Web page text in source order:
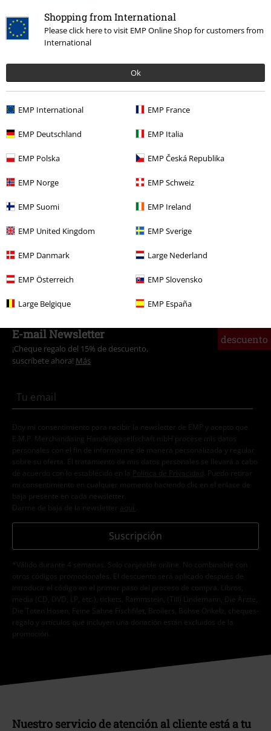
Shopping from International
Please click here to visit EMP Online Shop for customers from
International
Ok
EMP International EMP France
EMP Deutschland EMP Italia
EMP Polska EMP Česká Republika
EMP Norge EMP Schweiz
EMP Suomi EMP Ireland
EMP United Kingdom EMP Sverige
EMP Danmark Large Nederland
EMP Österreich EMP Slovensko
Large Belgique EMP España
%
19,99 €
Más categorías. Más opciones
descuento
E-mail Newsletter
¡Cheque regalo del 15% de descuento,
suscríbete ahora! Más
Doy mi consentimiento para recibir la newsletter de EMP y acepto que
E.M.P. Merchandising Handelsgesellschaft mbH procese mis datos
personales con el fin de informarme de manera personalizada y regular
sobre su oferta. El tratamiento de mis datos personales se llevará a cabo
de acuerdo con lo establecido en la
Política de Privacidad . Puedo retirar
mi consentimiento en cualquier momento haciendo clic en el enlace de
baja presente en cada newsletter.
Darme de baja de la newsletter
aquí
Suscripción
*Válido durante 4 semanas. Solo canjeable online. No combinable con
otros códigos promocionales. El descuento será aplicado después de
introducir el código en el primer paso del proceso de compra. Libros,
media (CD, DVD, LP, etc.), tickets, Rammstein, (Till) Lindemann, Die Ärzte,
Die Toten Hosen, Feine Sahne Fischfilet, Broilers, Böhse Onkelz, cheques-
regalo y artículos que incluyen una donación están excluidos de la
promoción.
Nuestro servicio de atención al cliente está a tu